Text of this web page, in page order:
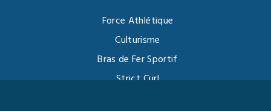
Force Athlétique
Culturisme
Bras de Fer Sportif
Strict Curl